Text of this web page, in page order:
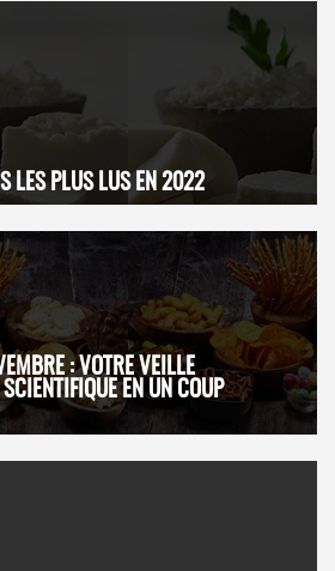
LES PLUS LUS EN 2022
: VOTRE VEILLE
EN UN COUP